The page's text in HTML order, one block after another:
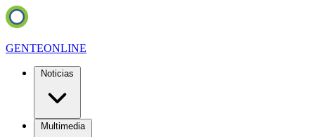
GENTEONLINE
Noticias
Multimedia